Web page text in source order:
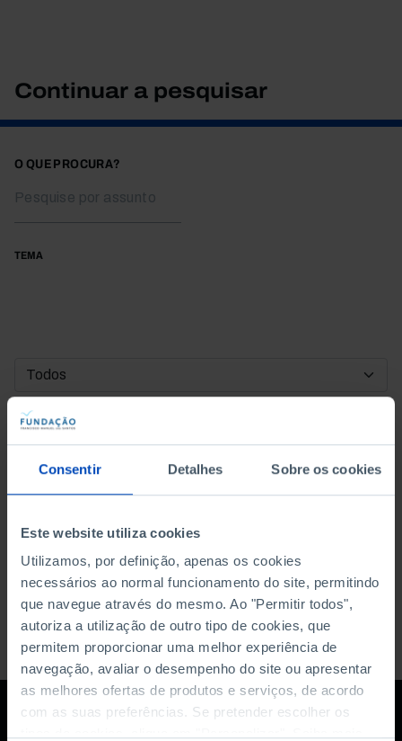
Consentir Detalhes Sobre os cookies
Este website utiliza cookies
Utilizamos, por definição, apenas os cookies
necessários ao normal funcionamento do site, permitindo
que navegue através do mesmo. Ao "Permitir todos",
autoriza a utilização de outro tipo de cookies, que
permitem proporcionar uma melhor experiência de
navegação, avaliar o desempenho do site ou apresentar
as melhores ofertas de produtos e serviços, de acordo
com as suas preferências. Se pretender escolher os
Continuar a pesquisar
O QUE PROCURA?
TEMA
DATA DE INÍCIO
DATA DE FIM